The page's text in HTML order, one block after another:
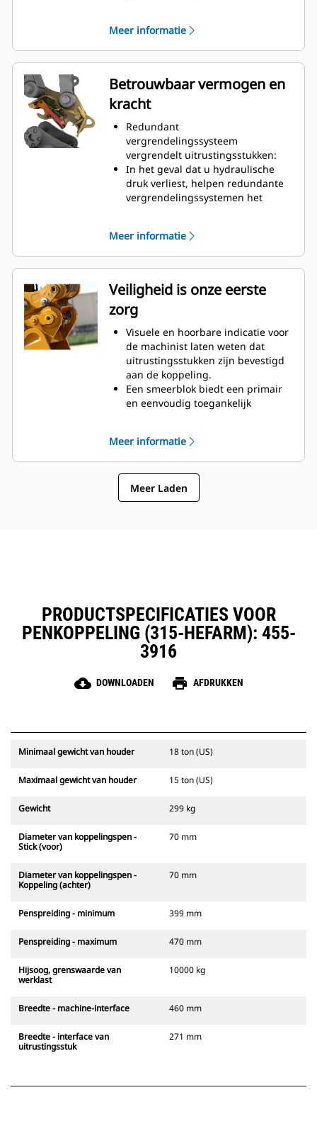
om grote belastingen te
verwerken, dus u hoeft niet in te
leveren op de grootte van de
laadbak
Doe meer met uw uitrusting. Meer
veelzijdigheid zorgt ervoor dat u
eenvoudig wisselt tussen graven,
nivellering, materiaaloverslag, het
breken van stenen en meer.
Er zijn ook koppelingen voor
sleuvengraafbreedte:
Prestatielaadbakken voor
penkoppelingen - verzonken
kantelradius
Meer informatie
Betrouwbaar vermogen en
kracht
Redundant
vergrendelingssysteem
vergrendelt uitrustingsstukken:
In het geval dat u hydraulische
druk verliest, helpen redundante
vergrendelingssystemen het
Kort koppelingsprofiel behoudt
een dichte kantelradius,
opbreekkracht en graafkracht
Gegoten stukken frame zijn
gemaakt van schuurbestendig
staal
Geïntegreerd, gecentreerd hijsoog
verwerkt een groot aantal
schakels, kettingen en kabels. De
interieurvorm houdt belastingen
stabiel.
Meer informatie
Veiligheid is onze eerste
zorg
Visuele en hoorbare indicatie voor
de machinist laten weten dat
uitrustingsstukken zijn bevestigd
aan de koppeling.
Een smeerblok biedt een primair
en eenvoudig toegankelijk
eenvoudig en gemakkelijk te leren.
Voldoet aan wereldwijde
veiligheidsnormen: ISO13031,
EN474 en AS 4772:2008.
Vereenvoudig onderhoud op de
Meer informatie
Meer Laden
PRODUCTSPECIFICATIES VOOR
PENKOPPELING (315-HEFARM): 455-
3916
cloud_download DOWNLOADEN print AFDRUKKEN
Minimaal gewicht van houder 18 ton (US)
Maximaal gewicht van houder 15 ton (US)
Gewicht 299 kg
Diameter van koppelingspen -
Stick (voor)
70 mm
Diameter van koppelingspen -
Koppeling (achter)
70 mm
Penspreiding - minimum 399 mm
Penspreiding - maximum 470 mm
Hijsoog, grenswaarde van
werklast
10000 kg
Breedte - machine-interface 460 mm
Breedte - interface van
uitrustingsstuk
271 mm